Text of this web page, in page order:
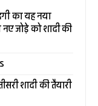
का यह नया
जोड़े को शादी की
शादी की तैयारी